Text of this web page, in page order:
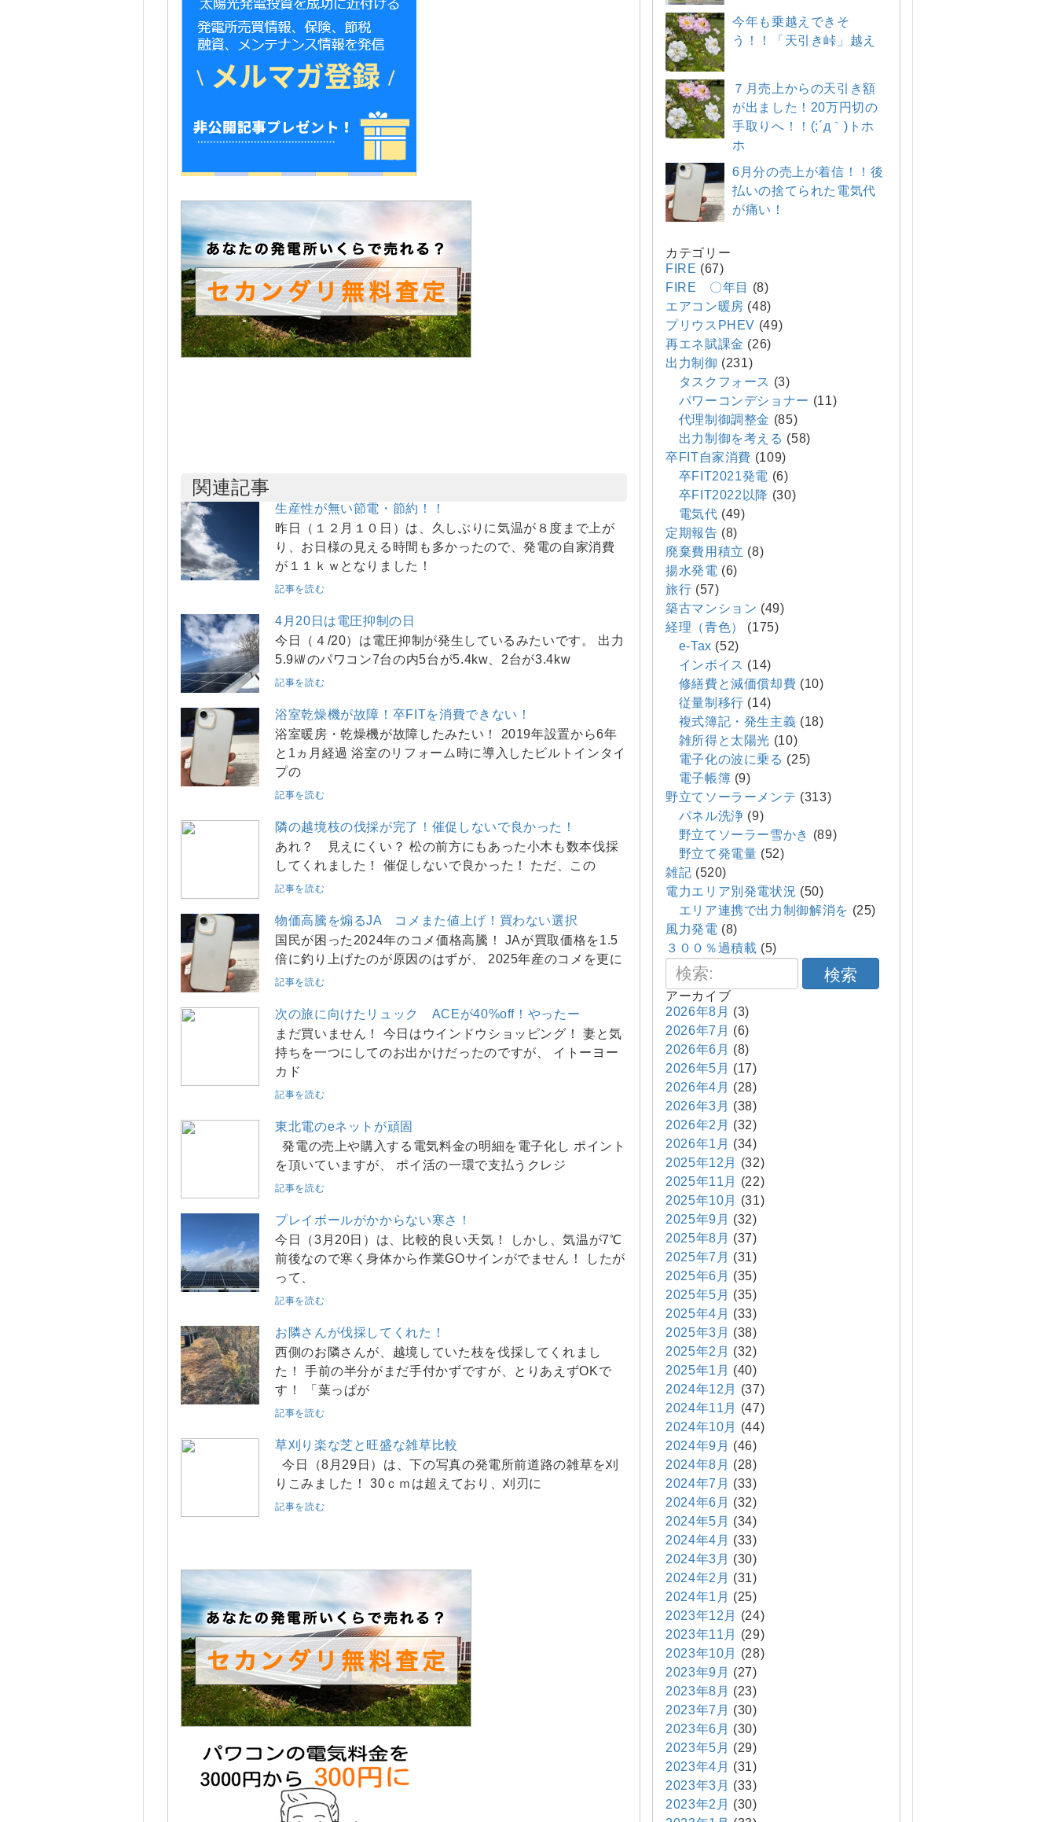
関連記事
生産性が無い節電・節約！！
昨日（１２月１０日）は、久しぶりに気温が８度まで上が
り、お日様の見える時間も多かったので、発電の自家消費
が１１ｋｗとなりました！
記事を読む
4月20日は電圧抑制の日
今日（４/20）は電圧抑制が発生しているみたいです。 出力
5.9㎾のパワコン7台の内5台が5.4kw、2台が3.4kw
記事を読む
浴室乾燥機が故障！卒FITを消費できない！
浴室暖房・乾燥機が故障したみたい！ 2019年設置から6年
と1ヵ月経過 浴室のリフォーム時に導入したビルトインタイ
プの
記事を読む
隣の越境枝の伐採が完了！催促しないで良かった！
あれ？ 見えにくい？ 松の前方にもあった小木も数本伐採
してくれました！ 催促しないで良かった！ ただ、この
記事を読む
物価高騰を煽るJA コメまた値上げ！買わない選択
国民が困った2024年のコメ価格高騰！ JAが買取価格を1.5
倍に釣り上げたのが原因のはずが、 2025年産のコメを更に
記事を読む
次の旅に向けたリュック ACEが40%off！やったー
まだ買いません！ 今日はウインドウショッピング！ 妻と気
持ちを一つにしてのお出かけだったのですが、 イトーヨー
カド
記事を読む
東北電のeネットが頑固
発電の売上や購入する電気料金の明細を電子化し ポイント
を頂いていますが、 ポイ活の一環で支払うクレジ
記事を読む
プレイボールがかからない寒さ！
今日（3月20日）は、比較的良い天気！ しかし、気温が7℃
前後なので寒く身体から作業GOサインがでません！ したが
って、
記事を読む
お隣さんが伐採してくれた！
西側のお隣さんが、越境していた枝を伐採してくれまし
た！ 手前の半分がまだ手付かずですが、とりあえずOKで
す！ 「葉っぱが
記事を読む
草刈り楽な芝と旺盛な雑草比較
今日（8月29日）は、下の写真の発電所前道路の雑草を刈
りこみました！ 30ｃｍは超えており、刈刃に
記事を読む
今年も乗越えできそ
う！！「天引き峠」越え
７月売上からの天引き額
が出ました！20万円切の
手取りへ！！(;´д｀)トホ
ホ
6月分の売上が着信！！後
払いの捨てられた電気代
が痛い！
カテゴリー
FIRE (67)
FIRE 〇年目
(8)
エアコン暖房 (48)
プリウスPHEV (49)
再エネ賦課金 (26)
出力制御 (231)
タスクフォース (3)
パワーコンデショナー (11)
代理制御調整金 (85)
出力制御を考える (58)
卒FIT自家消費 (109)
卒FIT2021発電 (6)
卒FIT2022以降 (30)
電気代 (49)
定期報告 (8)
廃棄費用積立 (8)
揚水発電 (6)
旅行 (57)
築古マンション (49)
経理（青色）
(175)
e-Tax (52)
インボイス (14)
修繕費と減価償却費 (10)
従量制移行 (14)
複式簿記・発生主義 (18)
雑所得と太陽光 (10)
電子化の波に乗る (25)
電子帳簿 (9)
野立てソーラーメンテ (313)
パネル洗浄 (9)
野立てソーラー雪かき (89)
野立て発電量 (52)
雑記 (520)
電力エリア別発電状況 (50)
エリア連携で出力制御解消を (25)
風力発電 (8)
３００％過積載 (5)
検索
アーカイブ
2026年8月 (3)
2026年7月 (6)
2026年6月 (8)
2026年5月 (17)
2026年4月 (28)
2026年3月 (38)
2026年2月 (32)
2026年1月 (34)
2025年12月
(32)
2025年11月
(22)
2025年10月
(31)
2025年9月 (32)
2025年8月 (37)
2025年7月 (31)
2025年6月 (35)
2025年5月 (35)
2025年4月 (33)
2025年3月 (38)
2025年2月 (32)
2025年1月 (40)
2024年12月
(37)
2024年11月
(47)
2024年10月
(44)
2024年9月 (46)
2024年8月 (28)
2024年7月 (33)
2024年6月 (32)
2024年5月 (34)
2024年4月 (33)
2024年3月 (30)
2024年2月 (31)
2024年1月 (25)
2023年12月
(24)
2023年11月
(29)
2023年10月
(28)
2023年9月 (27)
2023年8月 (23)
2023年7月 (30)
2023年6月 (30)
2023年5月 (29)
2023年4月 (31)
2023年3月 (33)
2023年2月 (30)